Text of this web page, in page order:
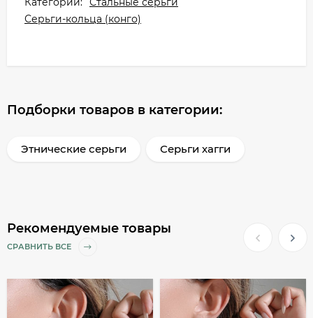
Серьги-кольца (конго)
Подборки товаров в категории:
Этнические серьги Серьги хагги
Рекомендуемые товары
СРАВНИТЬ ВСЕ